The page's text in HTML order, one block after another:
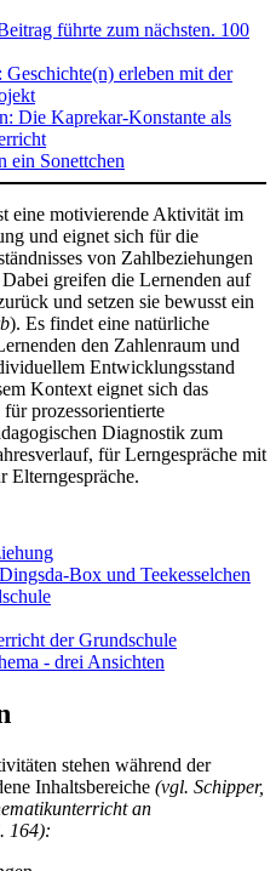
eine motivierende Aktivität im
und eignet sich für die
von Zahlbeziehungen
greifen die Lernenden auf
und setzen sie bewusst ein
). Es findet eine natürliche
den Zahlenraum und
Entwicklungsstand
Kontext eignet sich das
prozessorientierte
Diagnostik zum
für Lerngespräche mit
Elterngespräche.
stehen während der
Inhaltsbereiche (vgl. Schipper,
an
164):